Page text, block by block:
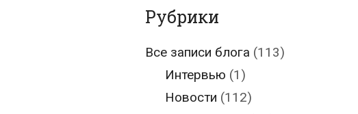
Рубрики
Все записи блога (113)
Интервью (1)
Новости (112)